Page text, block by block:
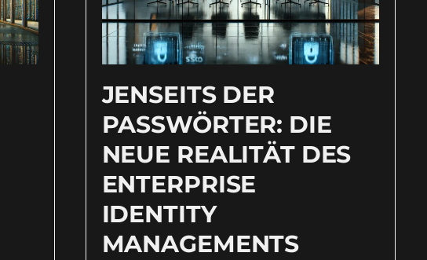
JENSEITS DER
PASSWÖRTER: DIE
NEUE REALITÄT DES
ENTERPRISE
IDENTITY
MANAGEMENTS